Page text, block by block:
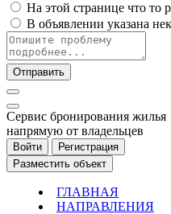
На этой странице что то
В объявлении указана
Отправить
Cервис бронирования жилья
напрямую от владельцев
Войти
Регистрация
Разместить объект
ГЛАВНАЯ
НАПРАВЛЕНИЯ